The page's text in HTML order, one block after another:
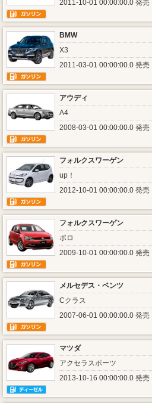
2011-10-01 00:00:00.0 発売
BMW
X3
2011-03-01 00:00:00.0 発売
アウディ
A4
2008-03-01 00:00:00.0 発売
フォルクスワーゲン
up！
2012-10-01 00:00:00.0 発売
フォルクスワーゲン
ポロ
2009-10-01 00:00:00.0 発売
メルセデス・ベンツ
Cクラス
2007-06-01 00:00:00.0 発売
マツダ
アクセラスポーツ
2013-10-16 00:00:00.0 発売